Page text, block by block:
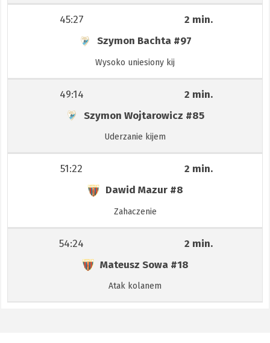
45:27
2 min.
Szymon Bachta #97
Wysoko uniesiony kij
49:14
2 min.
Szymon Wojtarowicz #85
Uderzanie kijem
51:22
2 min.
Dawid Mazur #8
Zahaczenie
54:24
2 min.
Mateusz Sowa #18
Atak kolanem